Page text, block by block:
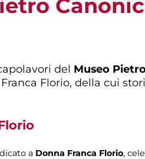
del Museo
Florio, della cui
a Donna Franca Florio,